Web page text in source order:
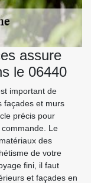
assure
le 06440
important de
façades et murs
précis pour
commande. Le
des
de votre
fini, il faut
et façades en